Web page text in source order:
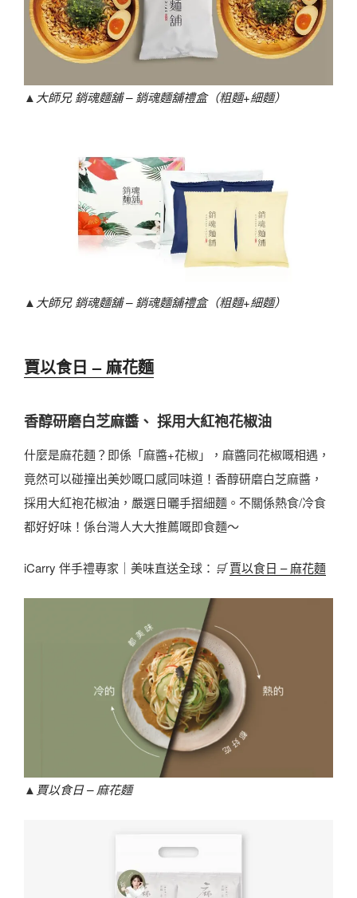
▲ 大師兄 銷魂麵舖 – 銷魂麵舖禮盒（粗麵+細麵）
▲ 大師兄 銷魂麵舖 – 銷魂麵舖禮盒（粗麵+細麵）
賈以食日 – 麻花麵
香醇研磨白芝麻醬、 採用大紅袍花椒油
什麼是麻花麵？即係「麻醬+花椒」，麻醬同花椒嘅相遇，
竟然可以碰撞出美妙嘅口感同味道！香醇研磨白芝麻醬，
採用大紅袍花椒油，嚴選日曬手摺細麵。不關係熱食/冷食
都好好味！係台灣人大大推薦嘅即食麵～
iCarry 伴手禮專家｜美味直送全球： 🛒 賈以食日 – 麻花麵
▲ 賈以食日 – 麻花麵